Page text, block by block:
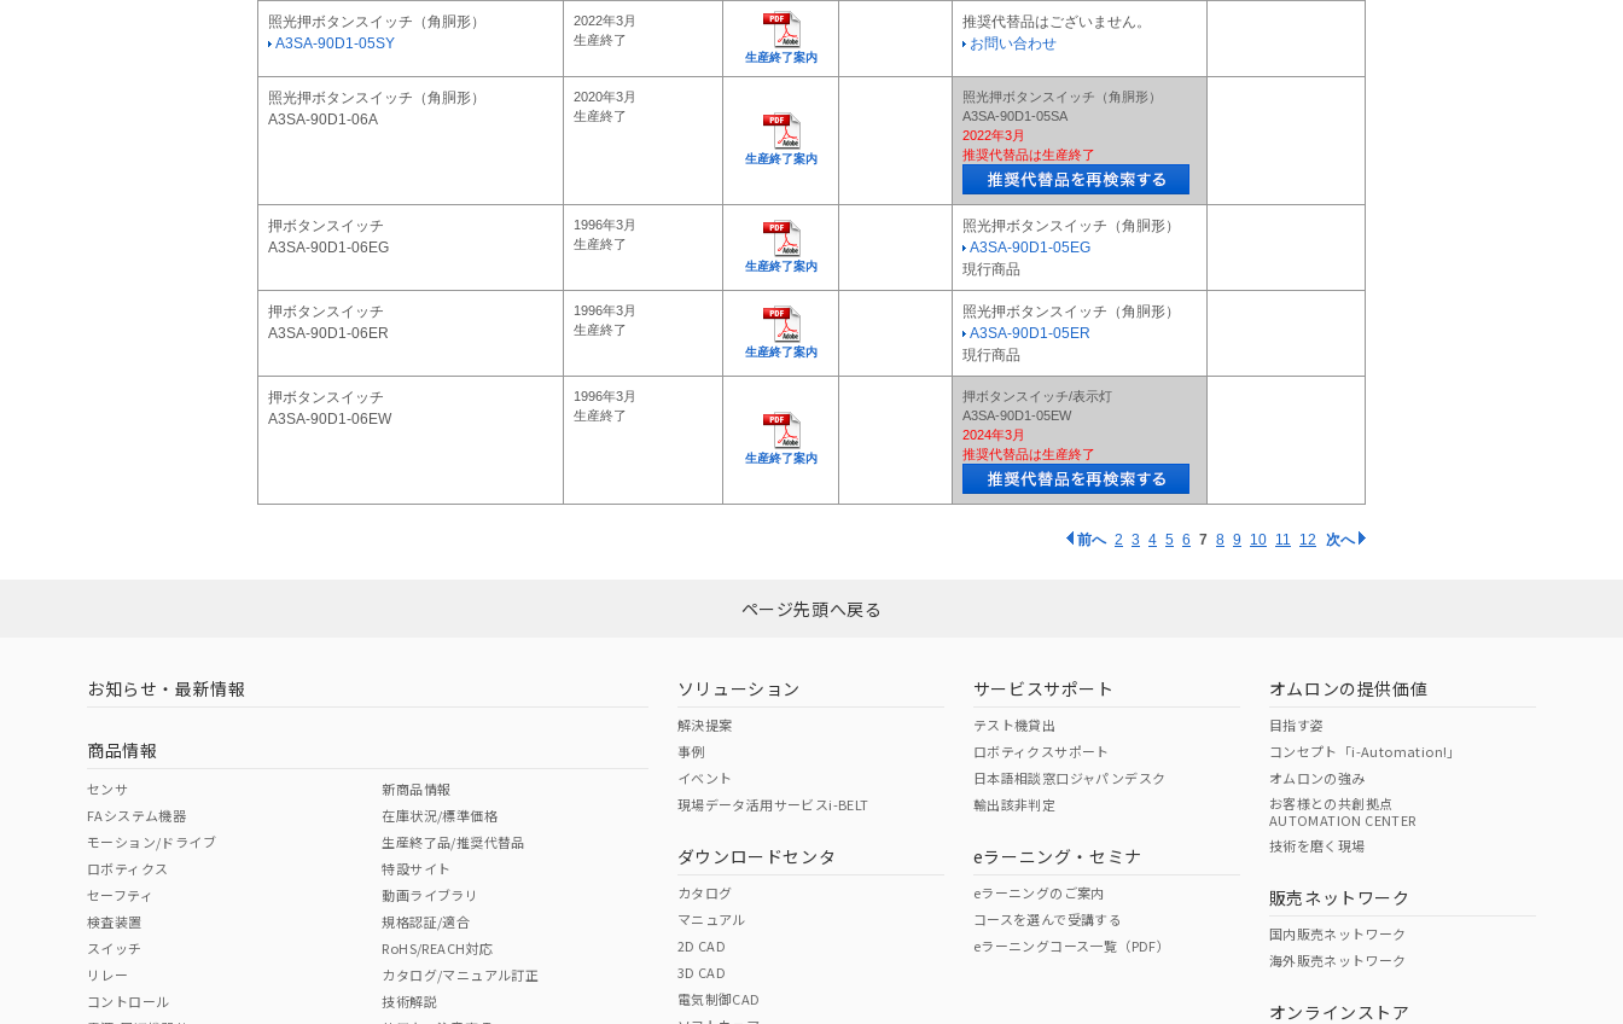
照光押ボタンスイッチ（角胴形）
A3SA-90D1-05SY
2022年3月
生産終了
生産終了案内
推奨代替品はございません。
お問い合わせ
照光押ボタンスイッチ（角胴形）
A3SA-90D1-06A
2020年3月
生産終了
生産終了案内
照光押ボタンスイッチ（角胴形）
A3SA-90D1-05SA
2022年3月
推奨代替品は生産終了
押ボタンスイッチ
A3SA-90D1-06EG
1996年3月
生産終了
生産終了案内
照光押ボタンスイッチ（角胴形）
A3SA-90D1-05EG
現行商品
押ボタンスイッチ
A3SA-90D1-06ER
1996年3月
生産終了
生産終了案内
照光押ボタンスイッチ（角胴形）
A3SA-90D1-05ER
現行商品
押ボタンスイッチ
A3SA-90D1-06EW
1996年3月
生産終了
生産終了案内
押ボタンスイッチ/表示灯
A3SA-90D1-05EW
2024年3月
推奨代替品は生産終了
前へ 2 3 4 5 6 7 8 9 10 11 12 次へ
ページ先頭へ戻る
お知らせ・最新情報
商品情報
センサ
FAシステム機器
モーション/ドライブ
ロボティクス
セーフティ
検査装置
スイッチ
リレー
コントロール
新商品情報
在庫状況/標準価格
生産終了品/推奨代替品
特設サイト
動画ライブラリ
規格認証/適合
RoHS/REACH対応
カタログ/マニュアル訂正
技術解説
ソリューション
解決提案
事例
イベント
現場データ活用サービスi-BELT
ダウンロードセンタ
カタログ
マニュアル
2D CAD
3D CAD
電気制御CAD
サービスサポート
テスト機貸出
ロボティクスサポート
日本語相談窓口ジャパンデスク
輸出該非判定
eラーニング・セミナ
eラーニングのご案内
コースを選んで受講する
eラーニングコース一覧（PDF）
オムロンの提供価値
目指す姿
コンセプト「i-Automation!」
オムロンの強み
お客様との共創拠点
AUTOMATION CENTER
技術を磨く現場
販売ネットワーク
国内販売ネットワーク
海外販売ネットワーク
オンラインストア